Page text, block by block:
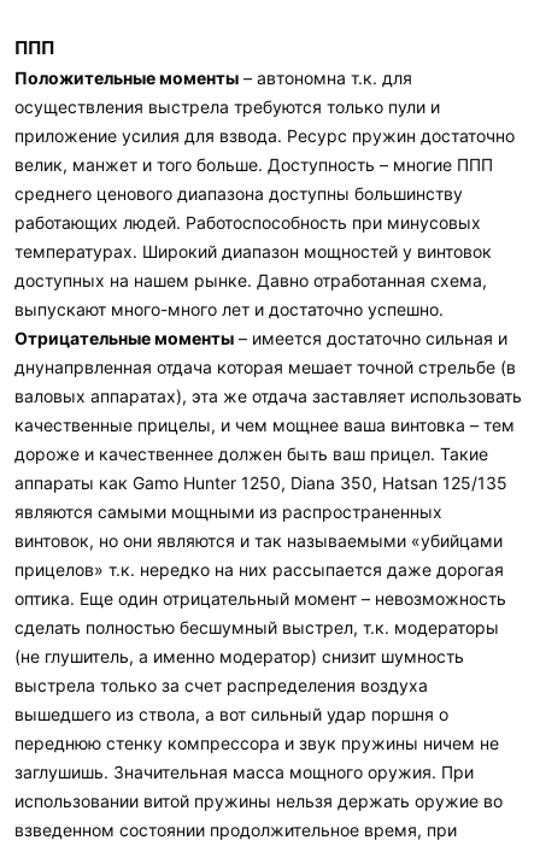
ППП
Положительные моменты – автономна т.к. для
осуществления выстрела требуются только пули и
приложение усилия для взвода. Ресурс пружин достаточно
велик, манжет и того больше. Доступность – многие ППП
среднего ценового диапазона доступны большинству
работающих людей. Работоспособность при минусовых
температурах. Широкий диапазон мощностей у винтовок
доступных на нашем рынке. Давно отработанная схема,
выпускают много-много лет и достаточно успешно.
Отрицательные моменты – имеется достаточно сильная и
днунапрвленная отдача которая мешает точной стрельбе (в
валовых аппаратах), эта же отдача заставляет использовать
качественные прицелы, и чем мощнее ваша винтовка – тем
дороже и качественнее должен быть ваш прицел. Такие
аппараты как Gamo Hunter 1250, Diana 350, Hatsan 125/135
являются самыми мощными из распространенных
винтовок, но они являются и так называемыми «убийцами
прицелов» т.к. нередко на них рассыпается даже дорогая
оптика. Еще один отрицательный момент – невозможность
сделать полностью бесшумный выстрел, т.к. модераторы
(не глушитель, а именно модератор) снизит шумность
выстрела только за счет распределения воздуха
вышедшего из ствола, а вот сильный удар поршня о
переднюю стенку компрессора и звук пружины ничем не
заглушишь. Значительная масса мощного оружия. При
использовании витой пружины нельзя держать оружие во
взведенном состоянии продолжительное время, при